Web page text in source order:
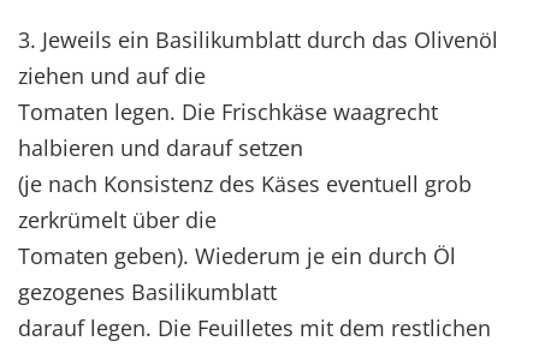
3. Jeweils ein Basilikumblatt durch das Olivenöl
ziehen und auf die
Tomaten legen. Die Frischkäse waagrecht
halbieren und darauf setzen
(je nach Konsistenz des Käses eventuell grob
zerkrümelt über die
Tomaten geben). Wiederum je ein durch Öl
gezogenes Basilikumblatt
darauf legen. Die Feuilletes mit dem restlichen